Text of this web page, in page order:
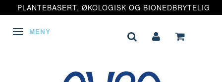
PLANTEBASERT, ØKOLOGISK OG BIONEDBRYTELIG
VEKSLE NAVIGASJON
MENY